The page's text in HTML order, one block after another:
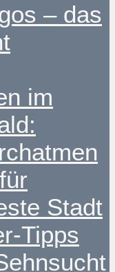
– das
im
Stadt
Tipps